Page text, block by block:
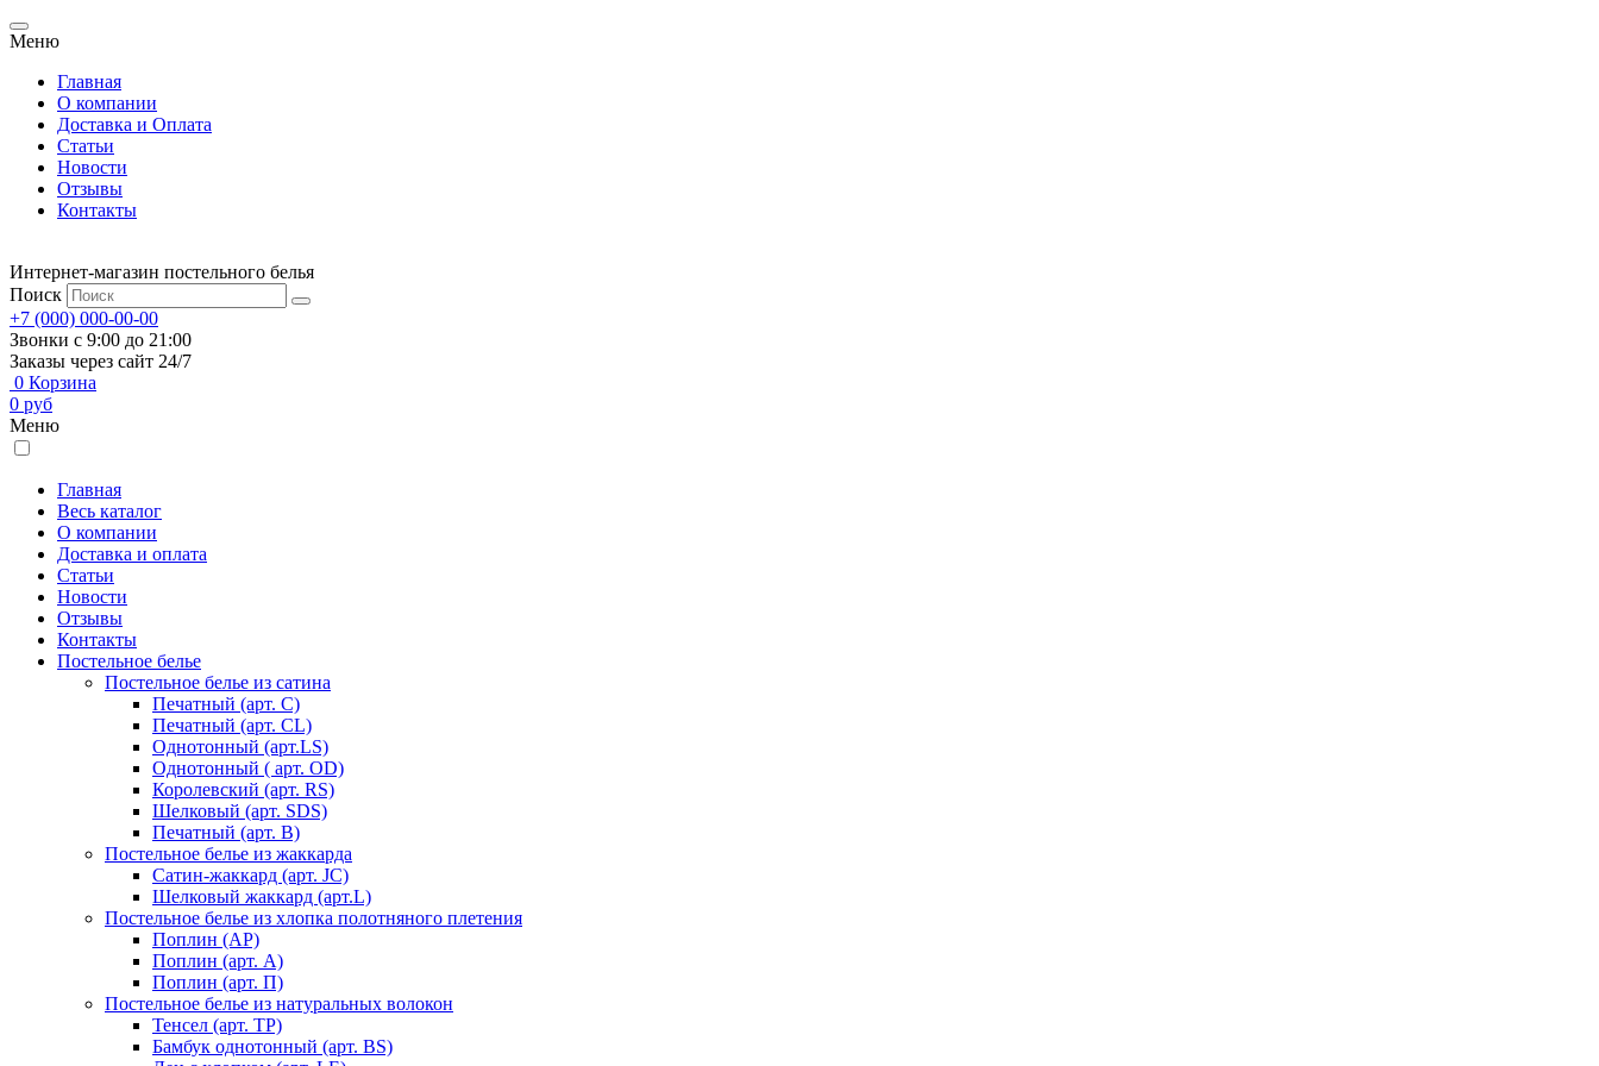
Меню
Главная
О компании
Доставка и Оплата
Статьи
Новости
Отзывы
Контакты
Интернет-магазин постельного белья
Поиск
+7 (000) 000-00-00
Звонки с 9:00 до 21:00
Заказы через сайт 24/7
0 Корзина
0 руб
Меню
Главная
Весь каталог
О компании
Доставка и оплата
Статьи
Новости
Отзывы
Контакты
Постельное белье
Постельное белье из сатина
Печатный (арт. С)
Печатный (арт. СL)
Однотонный (арт.LS)
Однотонный ( арт. OD)
Королевский (арт. RS)
Шелковый (арт. SDS)
Печатный (арт. В)
Постельное белье из жаккарда
Сатин-жаккард (арт. JC)
Шелковый жаккард (арт.L)
Постельное белье из хлопка полотняного плетения
Поплин (AP)
Поплин (арт. А)
Поплин (арт. П)
Постельное белье из натуральных волокон
Тенсел (арт. ТР)
Бамбук однотонный (арт. BS)